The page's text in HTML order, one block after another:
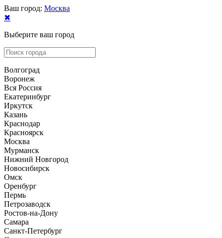
Ваш город: Москва
✖
Выберите ваш город
Волгоград
Воронеж
Вся Россия
Екатеринбург
Иркутск
Казань
Краснодар
Красноярск
Москва
Мурманск
Нижний Новгород
Новосибирск
Омск
Оренбург
Пермь
Петрозаводск
Ростов-на-Дону
Самара
Санкт-Петербург